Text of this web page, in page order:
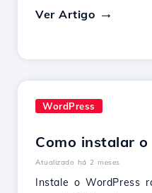
Ver Artigo
WordPress
Como instalar o
Atualizado há 2 meses
Instale o WordPress